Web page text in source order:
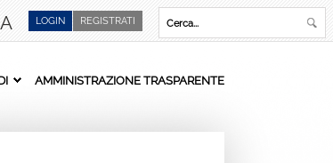
REGISTRATI
LOGIN
A
AMMINISTRAZIONE TRASPARENTE